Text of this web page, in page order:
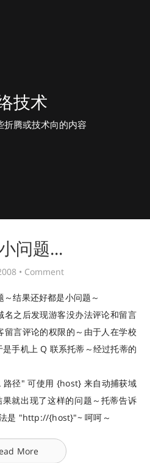
技术
折腾或技术向的内容
问题...
• Comment
结果还好都是小问题～
名之后发现游客没办法评论和留言
留言评论的权限的～由于人在学校
手机上 Q 联系托蒂～经过托蒂的
路径" 可使用 {host} 来自动捕获域
就出现了这样的问题～托蒂告诉
是 "http://{host}"~ 呵呵～
More